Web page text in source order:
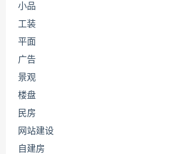
小品
工装
平面
广告
景观
楼盘
民房
网站建设
自建房